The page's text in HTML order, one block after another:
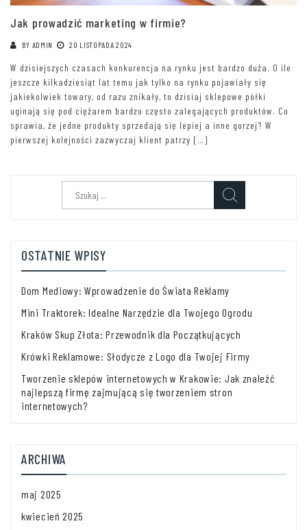
Jak prowadzić marketing w firmie?
BY ADMIN 20 LISTOPADA 2024
W dzisiejszych czasach konkurencja na rynku jest bardzo duża. O ile
jeszcze kilkadziesiąt lat temu jak tylko na rynku pojawiały się
jakiekolwiek towary, od razu znikały, to dzisiaj sklepowe półki
uginają się pod ciężarem bardzo często zalegających produktów. Co
sprawia, że jedne produkty sprzedają się lepiej a inne gorzej? W
pierwszej kolejności zazwyczaj klient patrzy […]
OSTATNIE WPISY
Dom Mediowy: Wprowadzenie do Świata Reklamy
Mini Traktorek: Idealne Narzędzie dla Twojego Ogrodu
Kraków Skup Złota: Przewodnik dla Początkujących
Krówki Reklamowe: Słodycze z Logo dla Twojej Firmy
Tworzenie sklepów internetowych w Krakowie: Jak znaleźć
najlepszą firmę zajmującą się tworzeniem stron
internetowych?
ARCHIWA
maj 2025
kwiecień 2025